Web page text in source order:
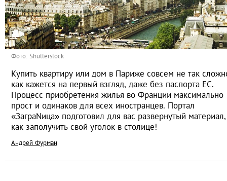
Фото: Shutterstock
Купить квартиру или дом в Париже совсем не так
как кажется на первый взгляд, даже без паспорта ЕС.
Процесс приобретения жилья во Франции максимально
прост и одинаков для всех иностранцев. Портал
«ЗаграNица» подготовил для вас развернутый материал,
как заполучить свой уголок в столице!
Андрей Фурман